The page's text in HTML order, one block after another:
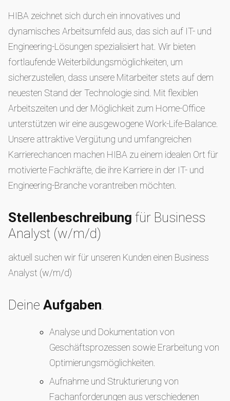
HIBA zeichnet sich durch ein innovatives und
dynamisches Arbeitsumfeld aus, das sich auf IT- und
Engineering-Lösungen spezialisiert hat. Wir bieten
fortlaufende Weiterbildungsmöglichkeiten, um
sicherzustellen, dass unsere Mitarbeiter stets auf dem
neuesten Stand der Technologie sind. Mit flexiblen
Arbeitszeiten und der Möglichkeit zum Home-Office
unterstützen wir eine ausgewogene Work-Life-Balance.
Unsere attraktive Vergütung und umfangreichen
Karrierechancen machen HIBA zu einem idealen Ort für
motivierte Fachkräfte, die ihre Karriere in der IT- und
Engineering-Branche vorantreiben möchten.
Stellenbeschreibung für Business
Analyst (w/m/d)
aktuell suchen wir für unseren Kunden einen Business
Analyst (w/m/d)
Deine Aufgaben.
Analyse und Dokumentation von
Geschäftsprozessen sowie Erarbeitung von
Optimierungsmöglichkeiten.
Aufnahme und Strukturierung von
Fachanforderungen aus verschiedenen